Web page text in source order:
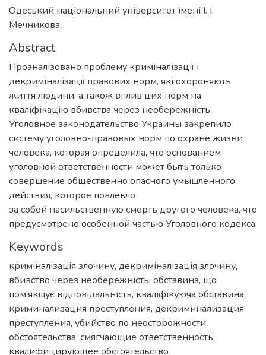
Одеський національний університет імені І. І.
Мечникова
Abstract
Проаналізовано проблему криміналізації і
декриміналізації правових норм, які охороняють
життя людини, а також вплив цих норм на
кваліфікацію вбивства через необережність.
Уголовное законодательство Украины закрепило
систему уголовно-правовых норм по охране жизни
человека, которая определила, что основанием
уголовной ответственности может быть только
совершение общественно опасного умышленного
действия, которое повлекло
за собой насильственную смерть другого человека, что
предусмотрено особенной частью Уголовного кодекса.
Keywords
криміналізація злочину, декриміналізація злочину,
вбивство через необережність, обставина, що
пом’якшує відповідальність, кваліфікуюча обставина,
криминализация преступления, декриминализация
преступления, убийство по неосторожности,
обстоятельства, смягчающие ответственность,
квалифицирующее обстоятельство